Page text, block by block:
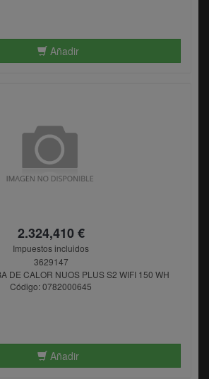
Añadir
2.324,410 €
Impuestos incluidos
3629147
DE CALOR NUOS PLUS S2 WIFI 150 WH
Código: 0782000645
Añadir